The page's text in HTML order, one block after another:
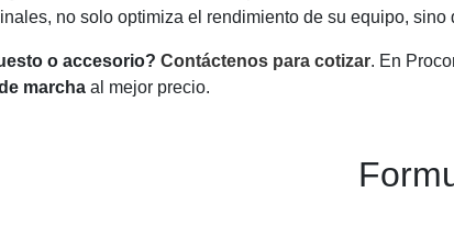
no solo optimiza el rendimiento de su equipo,
o accesorio? Contáctenos para cotizar. En
marcha al mejor precio.